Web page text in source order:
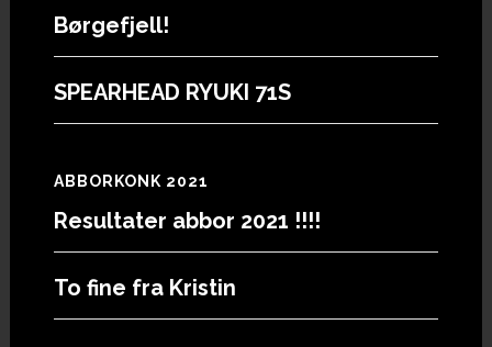
Børgefjell!
SPEARHEAD RYUKI 71S
ABBORKONK 2021
Resultater abbor 2021 !!!!
To fine fra Kristin